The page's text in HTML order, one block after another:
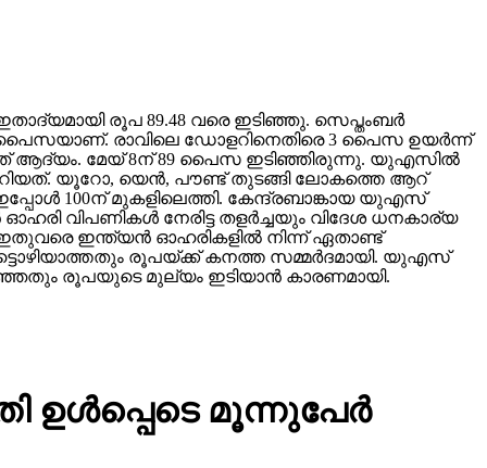
രൂപ 89.48 വരെ ഇടിഞ്ഞു. സെപ്തംബര്‍
പൈസയാണ്. രാവിലെ ഡോളറിനെതിരെ 3 പൈസ ഉയര്‍ന്ന്
ആദ്യം. മേയ് 8ന് 89 പൈസ ഇടിഞ്ഞിരുന്നു. യുഎസില്‍
യൂറോ, യെന്‍, പൗണ്ട് തുടങ്ങി ലോകത്തെ ആറ്
100ന് മുകളിലെത്തി. കേന്ദ്രബാങ്കായ യുഎസ്
വിപണികള്‍ നേരിട്ട തളര്‍ച്ചയും വിദേശ ധനകാര്യ
ഇന്ത്യന്‍ ഓഹരികളില്‍ നിന്ന് ഏതാണ്ട്
ട്ടൊഴിയാത്തതും രൂപയ്ക്ക് കനത്ത സമ്മര്‍ദമായി. യുഎസ്
രൂപയുടെ മുല്യം ഇടിയാന്‍ കാരണമായി.
ഉള്‍പ്പെടെ മൂന്നുപേര്‍